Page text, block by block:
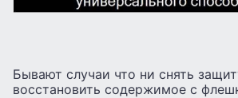
Бывают случаи что ни снять
восстановить содержимое с